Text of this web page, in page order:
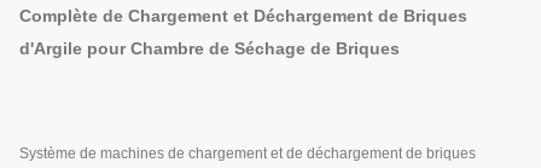
Complète de Chargement et Déchargement de Briques
d'Argile pour Chambre de Séchage de Briques
Système de machines de chargement et de déchargement de briques